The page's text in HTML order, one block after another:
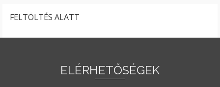
FELTÖLTÉS ALATT
ELÉRHETŐSÉGEK